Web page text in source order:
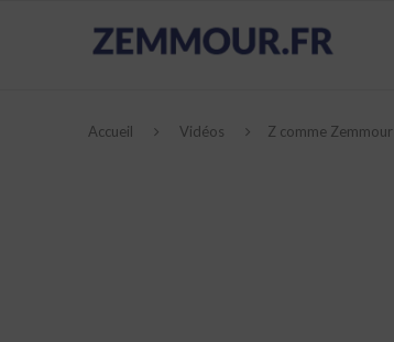
Accueil Vidéos Z comme Zemmour